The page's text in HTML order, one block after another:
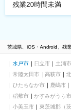
残業20時間未満
茨城県、iOS・Android、残
水戸市 日立市 土浦市
常陸太田市
高萩市
ひたちなか市
鹿嶋市
稲敷市
かすみがうら市
小美玉市
東茨城郡（